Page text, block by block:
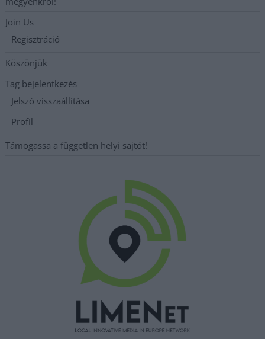
Join Us
Regisztráció
Köszönjük
Tag bejelentkezés
Jelszó visszaállítása
Profil
Támogassa a független helyi sajtót!